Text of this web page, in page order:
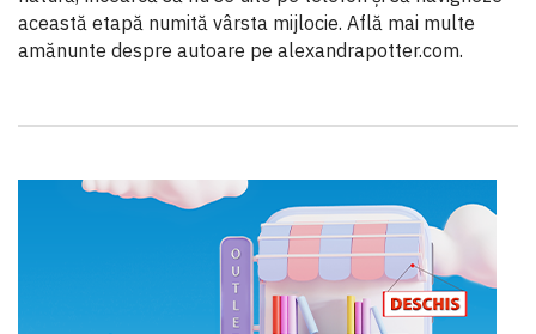
această etapă numită vârsta mijlocie. Află mai multe
amănunte despre autoare pe alexandrapotter.com.